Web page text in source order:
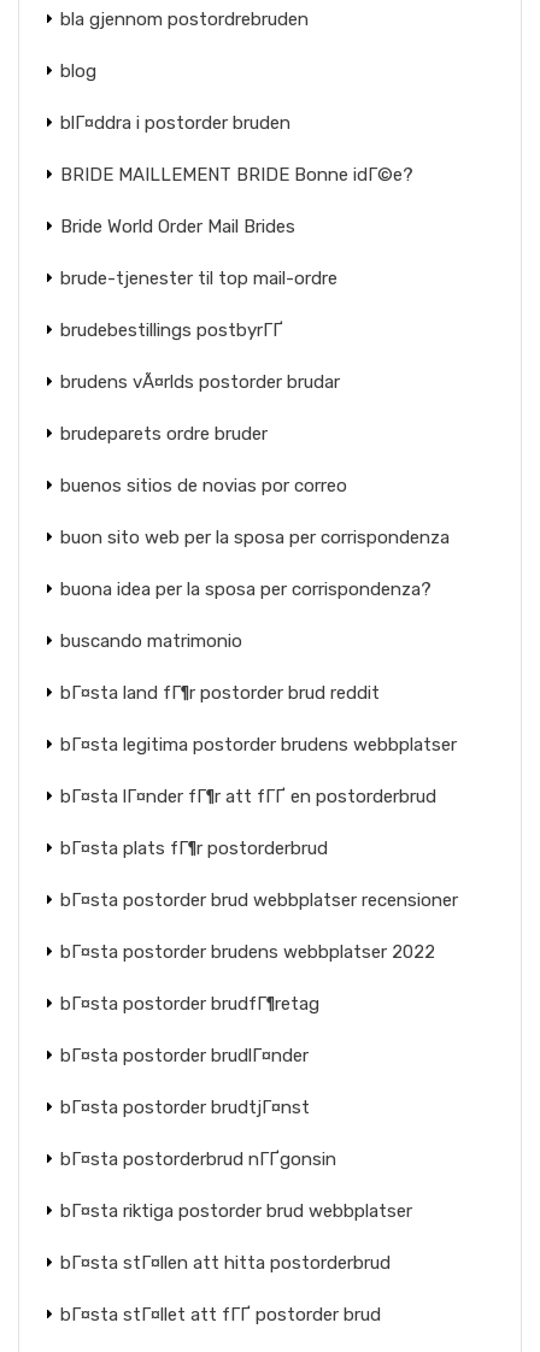
bla gjennom postordrebruden
blog
blГ¤ddra i postorder bruden
BRIDE MAILLEMENT BRIDE Bonne idГ©e?
Bride World Order Mail Brides
brude-tjenester til top mail-ordre
brudebestillings postbyrГҐ
brudens vÃ¤rlds postorder brudar
brudeparets ordre bruder
buenos sitios de novias por correo
buon sito web per la sposa per corrispondenza
buona idea per la sposa per corrispondenza?
buscando matrimonio
bГ¤sta land fГ¶r postorder brud reddit
bГ¤sta legitima postorder brudens webbplatser
bГ¤sta lГ¤nder fГ¶r att fГҐ en postorderbrud
bГ¤sta plats fГ¶r postorderbrud
bГ¤sta postorder brud webbplatser recensioner
bГ¤sta postorder brudens webbplatser 2022
bГ¤sta postorder brudfГ¶retag
bГ¤sta postorder brudlГ¤nder
bГ¤sta postorder brudtjГ¤nst
bГ¤sta postorderbrud nГҐgonsin
bГ¤sta riktiga postorder brud webbplatser
bГ¤sta stГ¤llen att hitta postorderbrud
bГ¤sta stГ¤llet att fГҐ postorder brud